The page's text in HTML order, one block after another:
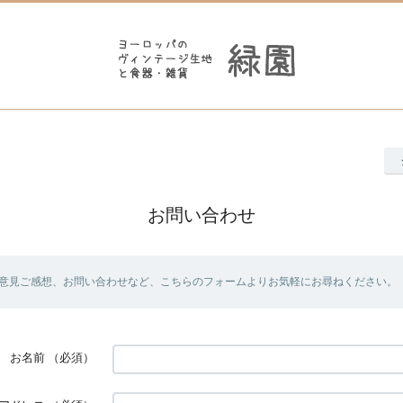
お問い合わせ
見ご感想、お問い合わせなど、こちらのフォームよりお気軽にお尋ねください。
お名前 （必須）